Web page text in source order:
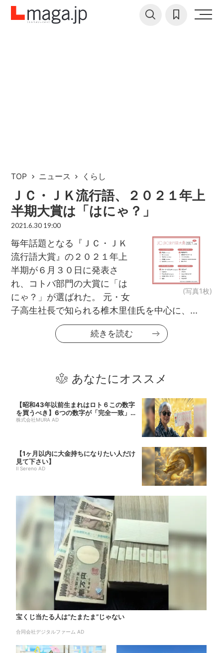
TOP ニュース くらし
ＪＣ・ＪＫ流行語、２０２１年上
半期大賞は「はにゃ？」
2021.6.30 19:00
(写真1枚)
毎年話題となる『ＪＣ・ＪＫ
流行語大賞』の２０２１年上
半期が６月３０日に発表さ
れ、コトバ部門の大賞に「は
にゃ？」が選ばれた。 元・女
子高生社長で知られる椎木里佳氏を中心に、...
続きを読む
あなたにオススメ
【昭和43年以前生まれはロト６この数字
を買うべき】6つの数字が「完全一致」す
る方...
株式会社MURA AD
【1ヶ月以内に大金持ちになりたい人だけ
見て下さい】
Il Sereno AD
宝くじ当たる人は“たまたま”じゃない
合同会社デジタルファーム AD